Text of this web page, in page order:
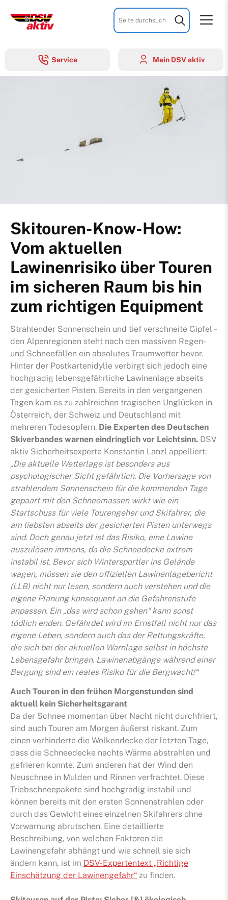
Service Mein DSV aktiv
Skitouren-Know-How:
Vom aktuellen
Lawinenrisiko über Touren
im sicheren Raum bis hin
zum richtigen Equipment
Strahlender Sonnenschein und tief verschneite Gipfel –
den Alpenregionen steht nach den massiven Regen-
und Schneefällen ein absolutes Traumwetter bevor.
Hinter der Postkartenidylle verbirgt sich jedoch eine
hochgradig lebensgefährliche Lawinenlage abseits
der gesicherten Pisten. Bereits in den vergangenen
Tagen kam es zu zahlreichen tragischen Unglücken in
Österreich, der Schweiz und Deutschland mit
mehreren Todesopfern. Die Experten des Deutschen
Skiverbandes warnen eindringlich vor Leichtsinn. DSV
aktiv Sicherheitsexperte Konstantin Lanzl appelliert:
„Die aktuelle Wetterlage ist besonders aus
psychologischer Sicht gefährlich. Die Vorhersage von
strahlendem Sonnenschein für die kommenden Tage
gepaart mit den Schneemassen wirkt wie ein
Startschuss für viele Tourengeher und Skifahrer, die
am liebsten abseits der gesicherten Pisten unterwegs
sind. Doch genau jetzt ist das Risiko, eine Lawine
auszulösen immens, da die Schneedecke extrem
instabil ist. Bevor sich Wintersportler ins Gelände
wagen, müssen sie den offiziellen Lawinenlagebericht
(LLB) nicht nur lesen, sondern auch verstehen und die
eigene Planung konsequent an die Gefahrenstufe
anpassen. Ein „das wird schon gehen“ kann sonst
tödlich enden. Gefährdet wird im Ernstfall nicht nur das
eigene Leben, sondern auch das der Rettungskräfte,
die sich bei der aktuellen Warnlage selbst in höchste
Lebensgefahr bringen. Lawinenabgänge während einer
Bergung sind ein reales Risiko für die Bergwacht!“
Auch Touren in den frühen Morgenstunden sind
aktuell kein Sicherheitsgarant
Da der Schnee momentan über Nacht nicht durchfriert,
sind auch Touren am Morgen äußerst riskant. Zum
einen verhinderte die Wolkendecke der letzten Tage,
dass die Schneedecke nachts Wärme abstrahlen und
gefrieren konnte. Zum anderen hat der Wind den
Neuschnee in Mulden und Rinnen verfrachtet. Diese
Triebschneepakete sind hochgradig instabil und
können bereits mit den ersten Sonnenstrahlen oder
durch das Gewicht eines einzelnen Skifahrers ohne
Vorwarnung abrutschen. Eine detaillierte
Beschreibung, von welchen Faktoren die
Lawinengefahr abhängt und wie schnell sie sich
ändern kann, ist im DSV-Expertentext „Richtige
Einschätzung der Lawinengefahr“ zu finden.
Suchbegriffe